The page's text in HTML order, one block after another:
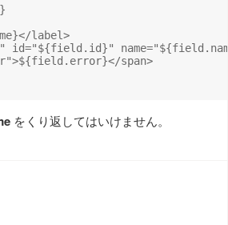
label>
id="${field.id}"
span>
をくり返してはいけません。